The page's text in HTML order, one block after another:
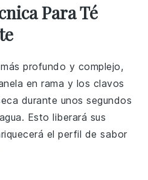
Para Té
profundo y complejo,
en rama y los clavos
durante unos segundos
Esto liberará sus
el perfil de sabor